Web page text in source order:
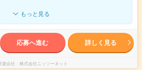
もっと見る
応募へ進む 詳しく見る
遣会社 株式会社ニッソーネット